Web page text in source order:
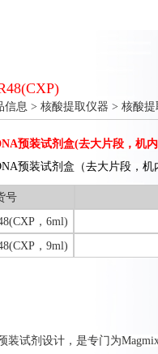
信息 > 核酸提取仪器 > 核酸提
预装试剂盒(去大片段，机
预装试剂盒（去大片段，机
号
，6ml)
，9ml)
装试剂设计，是专门为